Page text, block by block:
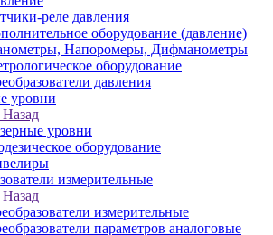
реле давления
оборудование (давление)
Напоромеры, Дифманометры
оборудование
давления
уровни
Назад
уровни
оборудование
измерительные
Назад
измерительные
параметров аналоговые